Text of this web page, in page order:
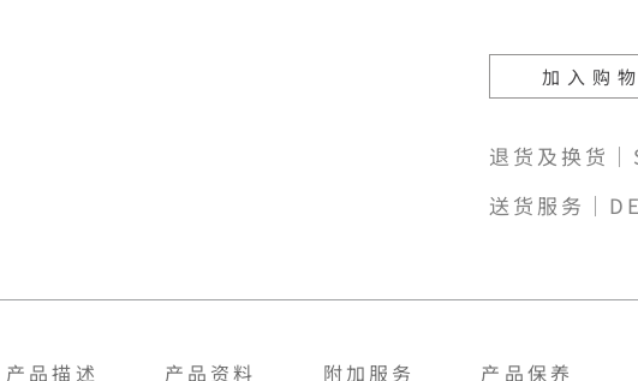
加入购
退货及换货
送货服务｜
产品描述 产品资料 附加服务 产品保养